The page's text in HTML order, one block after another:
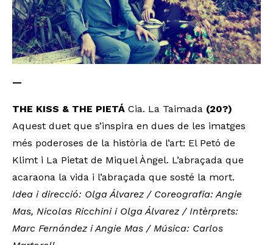
—
THE KISS & THE PIETÁ Cia. La Taimada (20?)
Aquest duet que s’inspira en dues de les imatges
més poderoses de la història de l’art: El Petó de
Klimt i La Pietat de Miquel Àngel. L’abraçada que
acaraona la vida i l’abraçada que sosté la mort.
Idea i direcció: Olga Álvarez / Coreografia: Angie
Mas, Nicolas Ricchini i Olga Álvarez / Intèrprets:
Marc Fernández i Angie Mas / Música: Carlos